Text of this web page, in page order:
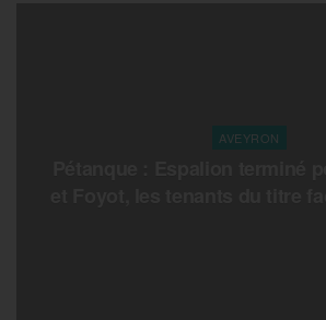
AVEYRON